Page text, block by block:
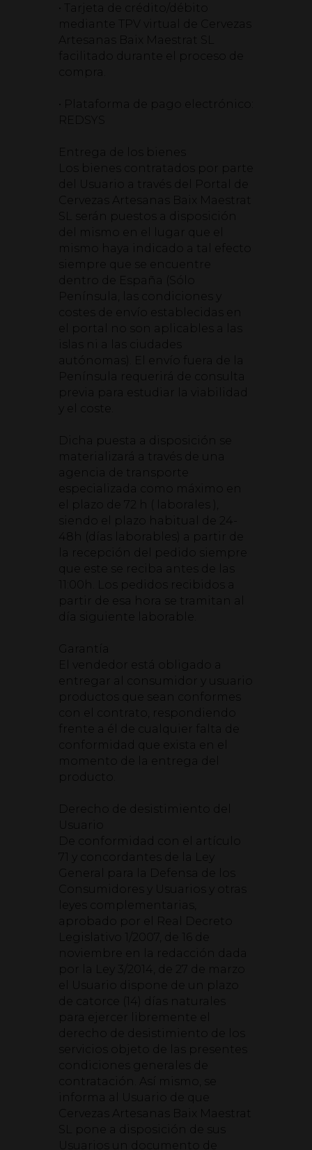
• Tarjeta de crédito/débito
mediante TPV virtual de Cervezas
Artesanas Baix Maestrat SL
facilitado durante el proceso de
compra.
• Plataforma de pago electrónico:
REDSYS
Entrega de los bienes
Los bienes contratados por parte
del Usuario a través del Portal de
Cervezas Artesanas Baix Maestrat
SL serán puestos a disposición
del mismo en el lugar que el
mismo haya indicado a tal efecto
siempre que se encuentre
dentro de España (Sólo
Península, las condiciones y
costes de envío establecidas en
el portal no son aplicables a las
islas ni a las ciudades
autónomas). El envío fuera de la
Península requerirá de consulta
previa para estudiar la viabilidad
y el coste.
Dicha puesta a disposición se
materializará a través de una
agencia de transporte
especializada como máximo en
el plazo de 72 h ( laborales ),
siendo el plazo habitual de 24-
48h (días laborables) a partir de
la recepción del pedido siempre
que este se reciba antes de las
11:00h. Los pedidos recibidos a
partir de esa hora se tramitan al
día siguiente laborable.
Garantía
El vendedor está obligado a
entregar al consumidor y usuario
productos que sean conformes
con el contrato, respondiendo
frente a él de cualquier falta de
conformidad que exista en el
momento de la entrega del
producto.
Derecho de desistimiento del
Usuario
De conformidad con el artículo
71 y concordantes de la Ley
General para la Defensa de los
Consumidores y Usuarios y otras
leyes complementarias,
aprobado por el Real Decreto
Legislativo 1/2007, de 16 de
noviembre en la redacción dada
por la Ley 3/2014, de 27 de marzo
el Usuario dispone de un plazo
de catorce (14) días naturales
para ejercer libremente el
derecho de desistimiento de los
servicios objeto de las presentes
condiciones generales de
contratación. Así mismo, se
informa al Usuario de que
Cervezas Artesanas Baix Maestrat
SL pone a disposición de sus
Usuarios un documento de